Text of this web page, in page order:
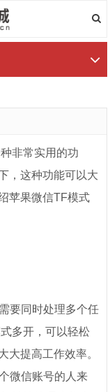
非常实用的功
，这种功能可以大
苹果微信TF模式
要同时处理多个任
多开，可以轻松
大提高工作效率。
微信账号的人来